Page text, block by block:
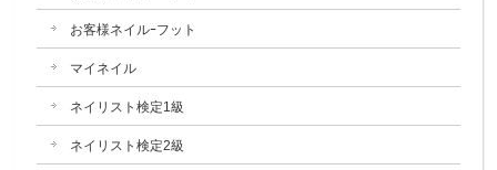
お客様ネイルｰフット
マイネイル
ネイリスト検定1級
ネイリスト検定2級